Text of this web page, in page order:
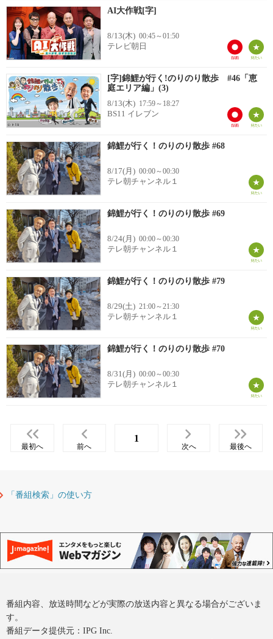
AI大作戦[字]
8/13(木) 00:45～01:50
テレビ朝日
[字]錦鯉が行く!のりのり散歩 #46「恵
庭エリア編」(3)
8/13(木) 17:59～18:27
BS11 イレブン
錦鯉が行く！のりのり散歩 #68
8/17(月) 00:00～00:30
テレ朝チャンネル１
錦鯉が行く！のりのり散歩 #69
8/24(月) 00:00～00:30
テレ朝チャンネル１
錦鯉が行く！のりのり散歩 #79
8/29(土) 21:00～21:30
テレ朝チャンネル１
錦鯉が行く！のりのり散歩 #70
8/31(月) 00:00～00:30
テレ朝チャンネル１
最初へ 前へ
1
次へ 最後へ
「番組検索」の使い方
番組内容、放送時間などが実際の放送内容と異なる場合がございま
す。
番組データ提供元：IPG Inc.